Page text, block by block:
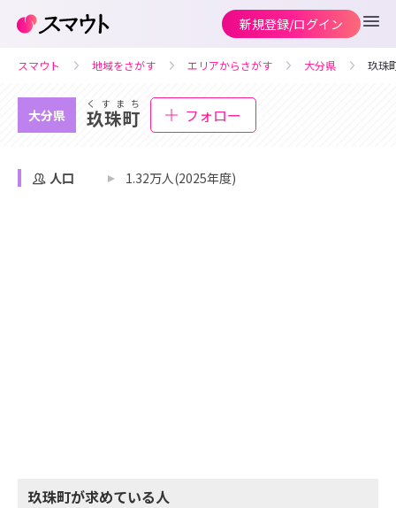
新規登録/ログイン
スマウト 地域をさがす エリアからさがす 大分県 玖珠
大分県
くすまち
玖珠町 フォロー
人口 1.32万人(2025年度)
玖珠町が求めている人